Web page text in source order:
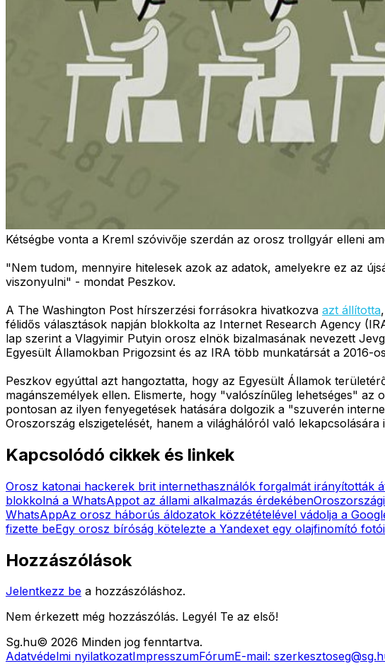
Kétségbe vonta a Kreml szóvivője szerdán az orosz trollgyár elleni
"Nem tudom, mennyire hitelesek azok az adatok, amelyekre ez az
viszonyulni" - mondat Peszkov.
A The Washington Post hírszerzési forrásokra hivatkozva azt állította
félidős választások napján blokkolta az Internet Research Agency
lap szerint a Vlagyimir Putyin orosz elnök bizalmasának nevezett
Egyesült Államokban Prigozsint és az IRA több munkatársát a 2016-
Peszkov egyúttal azt hangoztatta, hogy az Egyesült Államok
magánszemélyek ellen. Elismerte, hogy "valószínűleg lehetséges"
pontosan az ilyen fenyegetések hatására dolgozik a "szuverén
Oroszország elszigetelését, hanem a világhálóról való
Kapcsolódó cikkek és linkek
Orosz katonai hackerek brit internethasználók forgalmát irányították
blokkolná a WhatsAppot az állami alkalmazás érdekében
WhatsAppAz orosz háborús áldozatok közzétételével vádolja a
fizette beEgy orosz bíróság kötelezte a Yandexet egy olajfinomító
Hozzászólások
Jelentkezz be a hozzászóláshoz.
Nem érkezett még hozzászólás. Legyél Te az első!
Sg.hu© 2026 Minden jog fenntartva.
Adatvédelmi nyilatkozatImpresszumFórumE-mail: